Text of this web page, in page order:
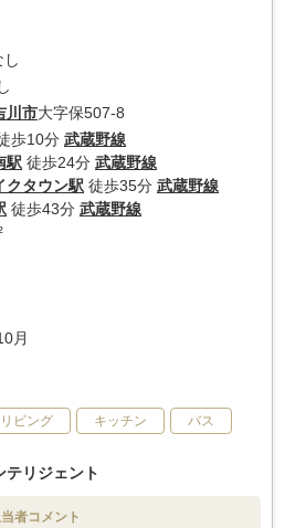
し
川市大字保507-8
歩10分 武蔵野線
駅 徒歩24分 武蔵野線
クタウン駅 徒歩35分 武蔵野線
徒歩43分 武蔵野線
月
リビング キッチン バス
テリジェント
者コメント